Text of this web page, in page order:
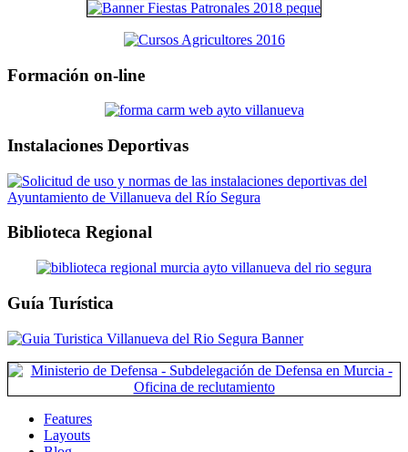
Formación on-line
Instalaciones Deportivas
Biblioteca Regional
Guía Turística
Features
Layouts